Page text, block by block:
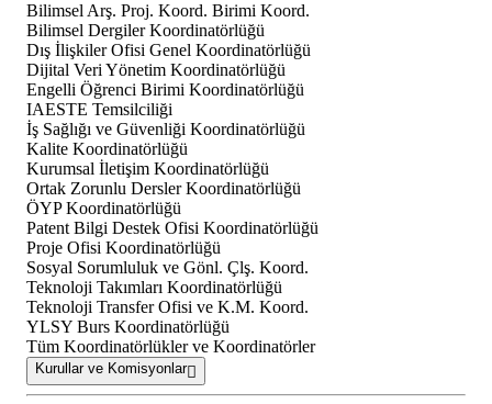
Bilimsel Arş. Proj. Koord. Birimi Koord.
Bilimsel Dergiler Koordinatörlüğü
Dış İlişkiler Ofisi Genel Koordinatörlüğü
Dijital Veri Yönetim Koordinatörlüğü
Engelli Öğrenci Birimi Koordinatörlüğü
IAESTE Temsilciliği
İş Sağlığı ve Güvenliği Koordinatörlüğü
Kalite Koordinatörlüğü
Kurumsal İletişim Koordinatörlüğü
Ortak Zorunlu Dersler Koordinatörlüğü
ÖYP Koordinatörlüğü
Patent Bilgi Destek Ofisi Koordinatörlüğü
Proje Ofisi Koordinatörlüğü
Sosyal Sorumluluk ve Gönl. Çlş. Koord.
Teknoloji Takımları Koordinatörlüğü
Teknoloji Transfer Ofisi ve K.M. Koord.
YLSY Burs Koordinatörlüğü
Tüm Koordinatörlükler ve Koordinatörler
Kurullar ve Komisyonlar